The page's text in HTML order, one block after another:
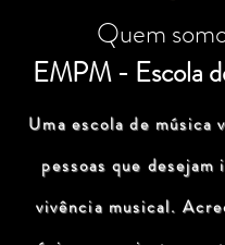
Quem
EMPM - Escola
Uma escola de música
pessoas que desejam
vivência musical.